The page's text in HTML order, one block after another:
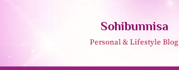
Sohibunnisa
Personal & Lifestyle Blog